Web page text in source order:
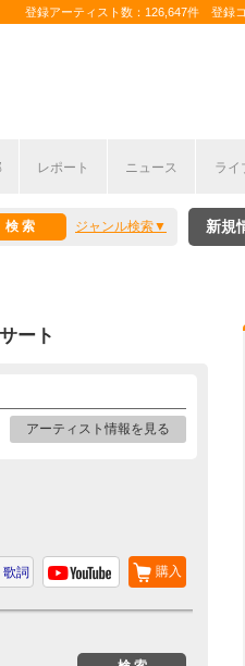
登録アーティスト数：126,647件 登録
レポート ニュース ライ
ジャンル検索 新規
ート
アーティスト情報を見る
購入
歌詞